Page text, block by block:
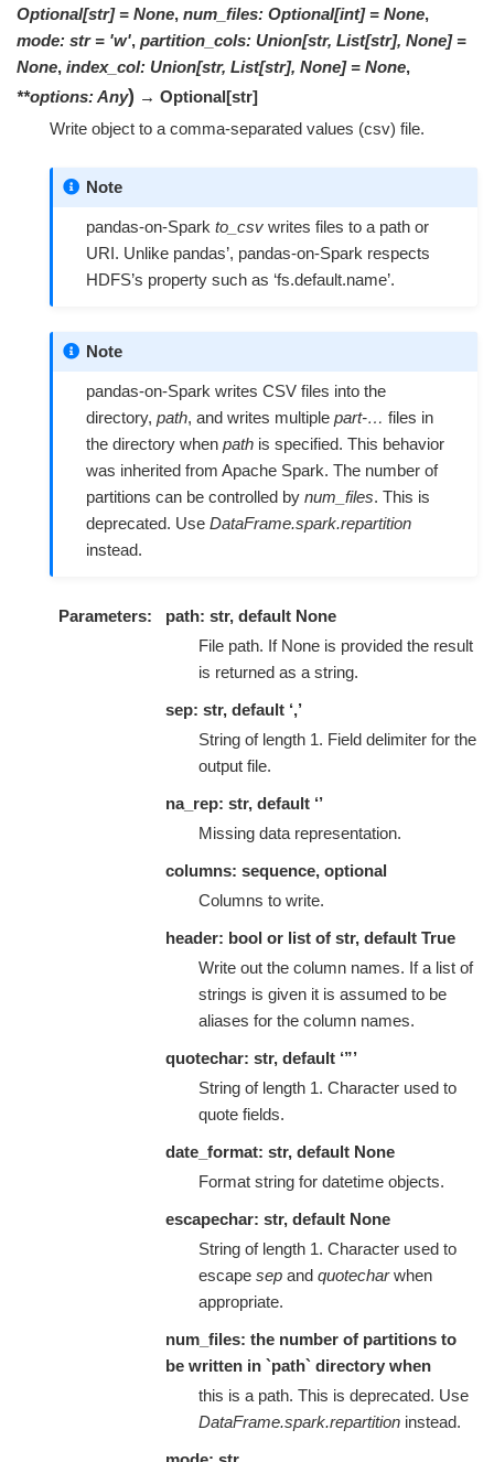
Optional[str] = None, num_files: Optional[int] = None,
mode: str = 'w', partition_cols: Union[str, List[str], None] =
None, index_col: Union[str, List[str], None] = None,
**options:Any) → Optional[str]
Write object to a comma-separated values (csv) file.
Note
pandas-on-Spark to_csv writes files to a path or
URI. Unlike pandas’, pandas-on-Spark respects
HDFS’s property such as ‘fs.default.name’.
Note
pandas-on-Spark writes CSV files into the
directory, path, and writes multiple part-… files in
the directory when path is specified. This behavior
was inherited from Apache Spark. The number of
partitions can be controlled by num_files. This is
deprecated. Use DataFrame.spark.repartition
instead.
Parameters
path: str, default None
File path. If None is provided the result
is returned as a string.
sep: str, default ‘,’
String of length 1. Field delimiter for the
output file.
na_rep: str, default ‘’
Missing data representation.
columns: sequence, optional
Columns to write.
header: bool or list of str, default True
Write out the column names. If a list of
strings is given it is assumed to be
aliases for the column names.
quotechar: str, default ‘”’
String of length 1. Character used to
quote fields.
date_format: str, default None
Format string for datetime objects.
escapechar: str, default None
String of length 1. Character used to
escape sep and quotecharwhen
appropriate.
num_files: the number of partitions to
be written in `path` directory when
this is a path. This is deprecated. Use
DataFrame.spark.repartition instead.